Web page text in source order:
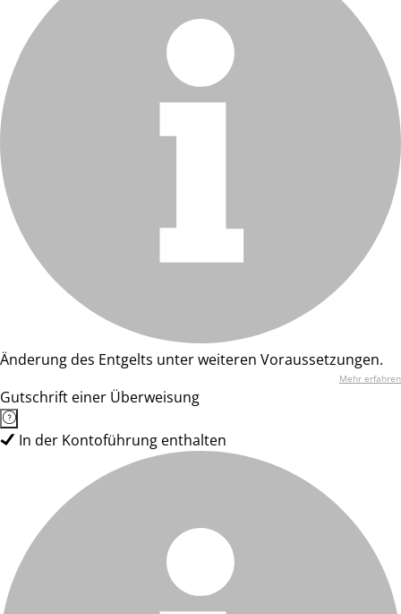
Änderung des Entgelts unter weiteren Voraussetzungen.
Mehr erfahren
Gutschrift einer Überweisung
In der Kontoführung enthalten